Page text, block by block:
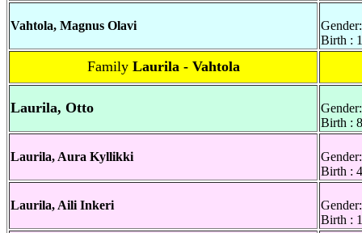
Vahtola, Magnus Olavi
Birth :
Family Laurila - Vahtola
Laurila, Otto
Birth :
Laurila, Aura Kyllikki
Birth :
Laurila, Aili Inkeri
Birth :